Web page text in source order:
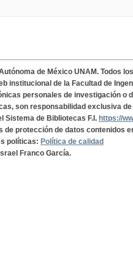
de México UNAM. Todos
institucional de la Facultad de
personales de investigación o
son responsabilidad exclusiva
Sistema de Bibliotecas F.I. https://
de protección de datos contenidos
políticas: Política de calidad
Franco García.